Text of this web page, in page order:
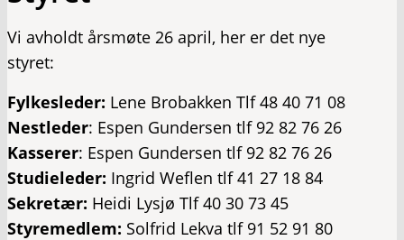
Vi avholdt årsmøte 26 april, her er det nye
styret:
Fylkesleder: Lene Brobakken Tlf 48 40 71 08
Nestleder: Espen Gundersen tlf 92 82 76 26
Kasserer: Espen Gundersen tlf 92 82 76 26
Studieleder: Ingrid Weflen tlf 41 27 18 84
Sekretær: Heidi Lysjø Tlf 40 30 73 45
Styremedlem: Solfrid Lekva tlf 91 52 91 80